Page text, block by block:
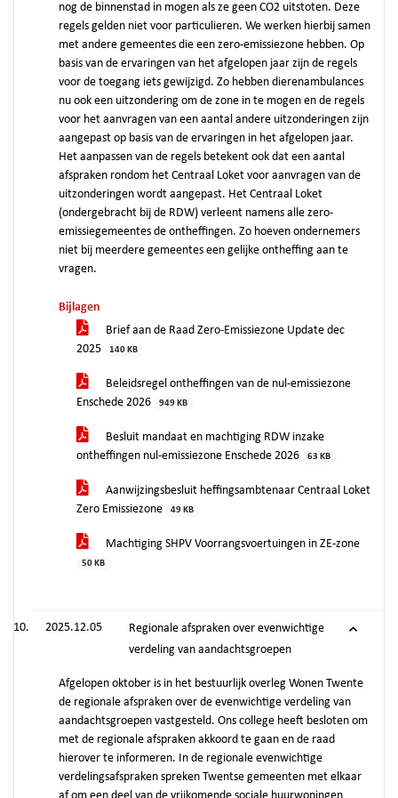
nog de binnenstad in mogen als ze geen CO2 uitstoten. Deze
regels gelden niet voor particulieren. We werken hierbij samen
met andere gemeentes die een zero-emissiezone hebben. Op
basis van de ervaringen van het afgelopen jaar zijn de regels
voor de toegang iets gewijzigd. Zo hebben dierenambulances
nu ook een uitzondering om de zone in te mogen en de regels
voor het aanvragen van een aantal andere uitzonderingen zijn
aangepast op basis van de ervaringen in het afgelopen jaar.
Het aanpassen van de regels betekent ook dat een aantal
afspraken rondom het Centraal Loket voor aanvragen van de
uitzonderingen wordt aangepast. Het Centraal Loket
(ondergebracht bij de RDW) verleent namens alle zero-
emissiegemeentes de ontheffingen. Zo hoeven ondernemers
niet bij meerdere gemeentes een gelijke ontheffing aan te
vragen.
Bijlagen
Brief aan de Raad Zero-Emissiezone Update dec
2025
140 KB
Beleidsregel ontheffingen van de nul-emissiezone
Enschede 2026
949 KB
Besluit mandaat en machtiging RDW inzake
ontheffingen nul-emissiezone Enschede 2026
63 KB
Aanwijzingsbesluit heffingsambtenaar Centraal Loket
Zero Emissiezone
49 KB
Machtiging SHPV Voorrangsvoertuingen in ZE-zone
50 KB
2025.12.05
Regionale afspraken over evenwichtige
verdeling van aandachtsgroepen
Afgelopen oktober is in het bestuurlijk overleg Wonen Twente
de regionale afspraken over de evenwichtige verdeling van
aandachtsgroepen vastgesteld. Ons college heeft besloten om
met de regionale afspraken akkoord te gaan en de raad
hierover te informeren. In de regionale evenwichtige
verdelingsafspraken spreken Twentse gemeenten met elkaar